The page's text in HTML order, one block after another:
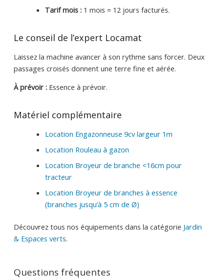
Tarif mois :1 mois = 12 jours facturés.
Le conseil de l’expert Locamat
Laissez la machine avancer à son rythme sans forcer. Deux
passages croisés donnent une terre fine et aérée.
À prévoir :Essence à prévoir.
Matériel complémentaire
Location Engazonneuse 9cv largeur 1m
Location Rouleau à gazon
Location Broyeur de branche <16cm pour
tracteur
Location Broyeur de branches à essence
(branches jusqu’à 5 cm de Ø)
Découvrez tous nos équipements dans la catégorie Jardin
& Espaces verts.
Questions fréquentes